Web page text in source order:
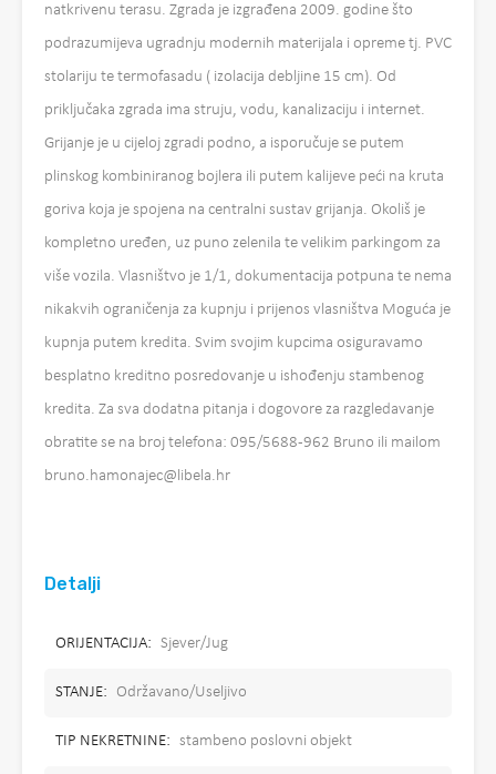
natkrivenu terasu. Zgrada je izgrađena 2009. godine što
podrazumijeva ugradnju modernih materijala i opreme tj. PVC
stolariju te termofasadu ( izolacija debljine 15 cm). Od
priključaka zgrada ima struju, vodu, kanalizaciju i internet.
Grijanje je u cijeloj zgradi podno, a isporučuje se putem
plinskog kombiniranog bojlera ili putem kalijeve peći na kruta
goriva koja je spojena na centralni sustav grijanja. Okoliš je
kompletno uređen, uz puno zelenila te velikim parkingom za
više vozila. Vlasništvo je 1/1, dokumentacija potpuna te nema
nikakvih ograničenja za kupnju i prijenos vlasništva Moguća je
kupnja putem kredita. Svim svojim kupcima osiguravamo
besplatno kreditno posredovanje u ishođenju stambenog
kredita. Za sva dodatna pitanja i dogovore za razgledavanje
obratite se na broj telefona: 095/5688-962 Bruno ili mailom
bruno.hamonajec@libela.hr
Detalji
ORIJENTACIJA: Sjever/Jug
STANJE: Održavano/Useljivo
TIP NEKRETNINE: stambeno poslovni objekt